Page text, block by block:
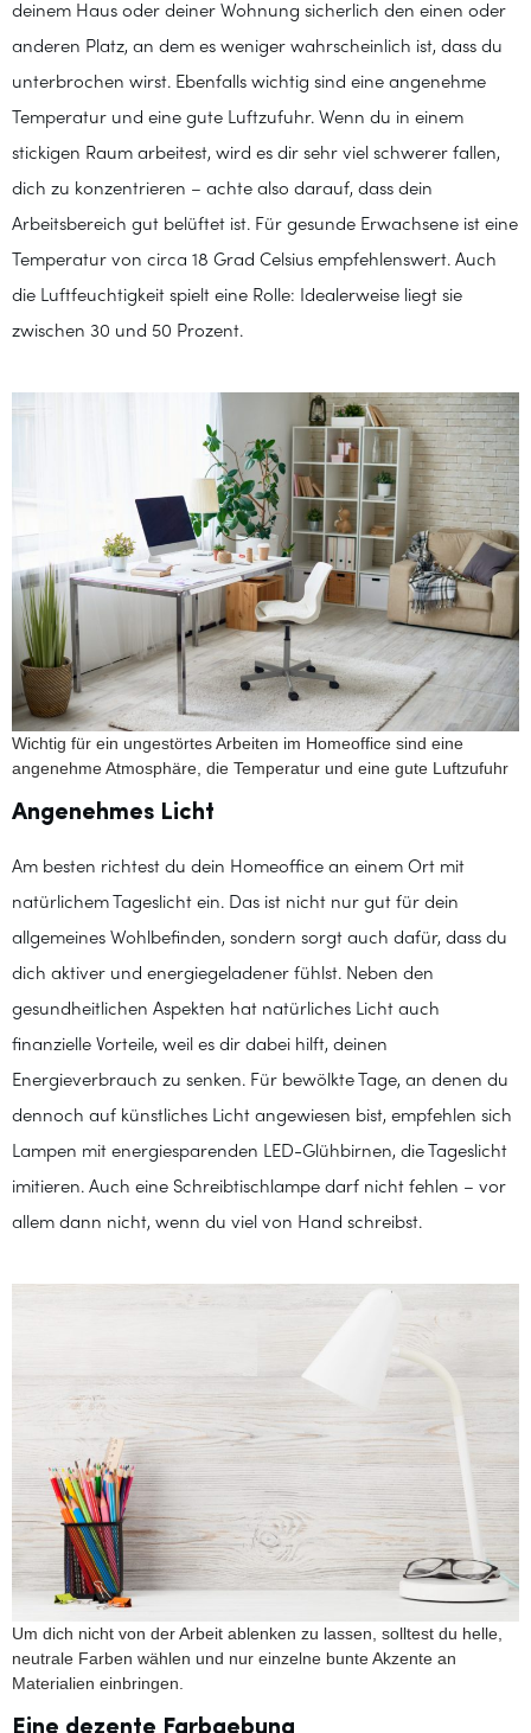
deinem Haus oder deiner Wohnung sicherlich den einen oder
anderen Platz, an dem es weniger wahrscheinlich ist, dass du
unterbrochen wirst. Ebenfalls wichtig sind eine angenehme
Temperatur und eine gute Luftzufuhr. Wenn du in einem
stickigen Raum arbeitest, wird es dir sehr viel schwerer fallen,
dich zu konzentrieren – achte also darauf, dass dein
Arbeitsbereich gut belüftet ist. Für gesunde Erwachsene ist eine
Temperatur von circa 18 Grad Celsius empfehlenswert. Auch
die Luftfeuchtigkeit spielt eine Rolle: Idealerweise liegt sie
zwischen 30 und 50 Prozent.
Wichtig für ein ungestörtes Arbeiten im Homeoffice sind eine
angenehme Atmosphäre, die Temperatur und eine gute Luftzufuhr
Angenehmes Licht
Am besten richtest du dein Homeoffice an einem Ort mit
natürlichem Tageslicht ein. Das ist nicht nur gut für dein
allgemeines Wohlbefinden, sondern sorgt auch dafür, dass du
dich aktiver und energiegeladener fühlst. Neben den
gesundheitlichen Aspekten hat natürliches Licht auch
finanzielle Vorteile, weil es dir dabei hilft, deinen
Energieverbrauch zu senken. Für bewölkte Tage, an denen du
dennoch auf künstliches Licht angewiesen bist, empfehlen sich
Lampen mit energiesparenden LED-Glühbirnen, die Tageslicht
imitieren. Auch eine Schreibtischlampe darf nicht fehlen – vor
allem dann nicht, wenn du viel von Hand schreibst.
Um dich nicht von der Arbeit ablenken zu lassen, solltest du helle,
neutrale Farben wählen und nur einzelne bunte Akzente an
Materialien einbringen.